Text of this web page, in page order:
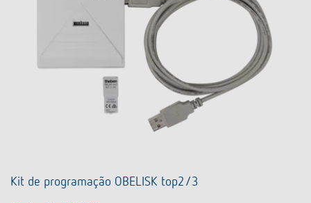
Kit de programação OBELISK top2/3